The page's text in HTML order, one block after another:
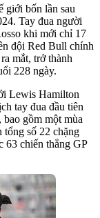
giới bốn lần sau
Tay đua người
khi mới chỉ 17
đội Red Bull chính
mắt, trở thành
228 ngày.
Lewis Hamilton
tay đua đầu tiên
gồm một mùa
tổng số 22 chặng
63 chiến thắng GP